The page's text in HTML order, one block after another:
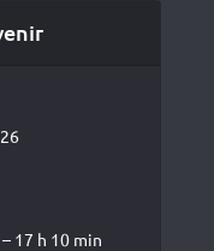
17 h 10 min